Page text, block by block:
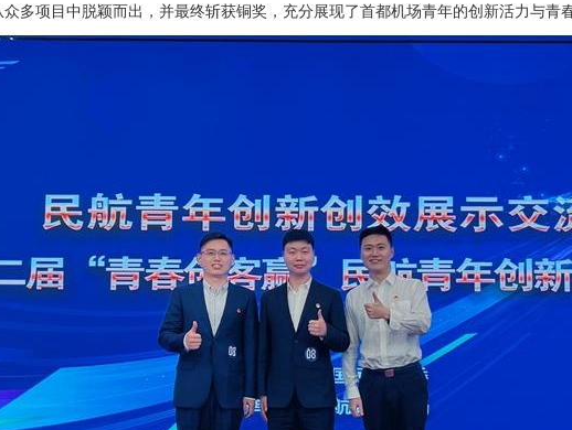
多项目中脱颖而出，并最终斩获铜奖，充分展现了首都机场青年的创新活力与青